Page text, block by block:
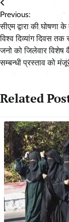
Post
navigation
Previous:
सीएम द्वारा की घोषणा
विश्व दिव्यांग दिवस तक
जनो को जिलेवार विशेष
सम्बन्धी प्रस्ताव को
Related